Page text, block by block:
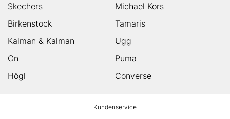
Skechers
Michael Kors
Birkenstock
Tamaris
Kalman & Kalman
Ugg
On
Puma
Högl
Converse
Kundenservice